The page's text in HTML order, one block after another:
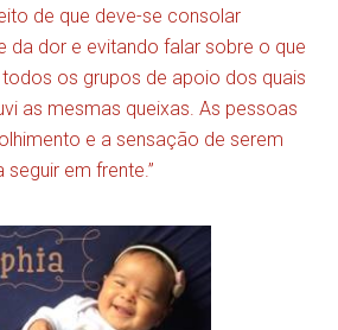
de que deve-se consolar
da dor e evitando falar sobre o que
os grupos de apoio dos quais
as mesmas queixas. As pessoas
e a sensação de serem
em frente.”